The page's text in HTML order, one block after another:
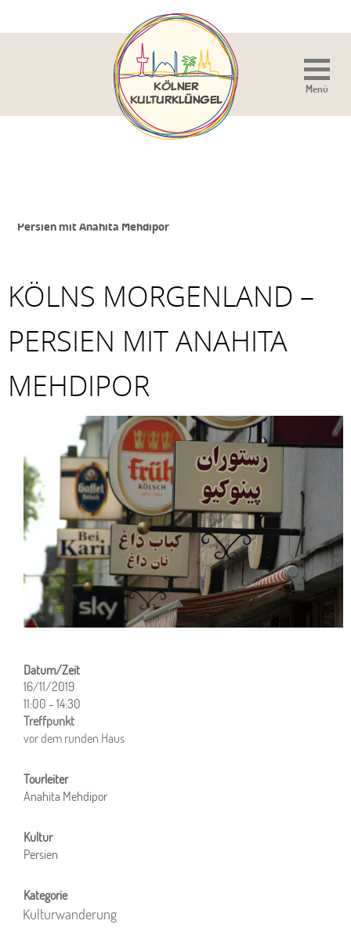
Persien mit Anahita Mehdipor
KÖLNS MORGENLAND –
PERSIEN MIT ANAHITA
MEHDIPOR
16/11/2019
11:00 - 14:30
ICS herunterladen
vor dem runden Haus
Anahita Mehdipor
Persien
Kulturwanderung
Menü